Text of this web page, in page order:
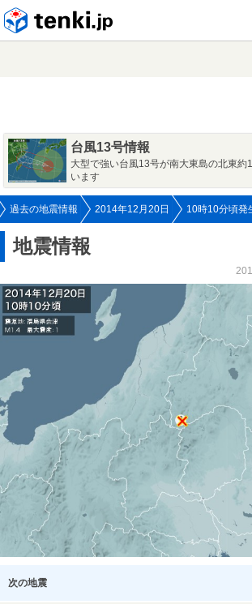
台風13号情報
大型で強い台風13号が南大東島の北東約
います
過去の地震情報 2014年12月20日 10時10分頃発
地震情報
次の地震